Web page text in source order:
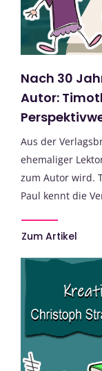
Nach 30
Autor:
Aus der
ehemaliger
zum Autor wird.
Paul kennt die
Zum Artikel